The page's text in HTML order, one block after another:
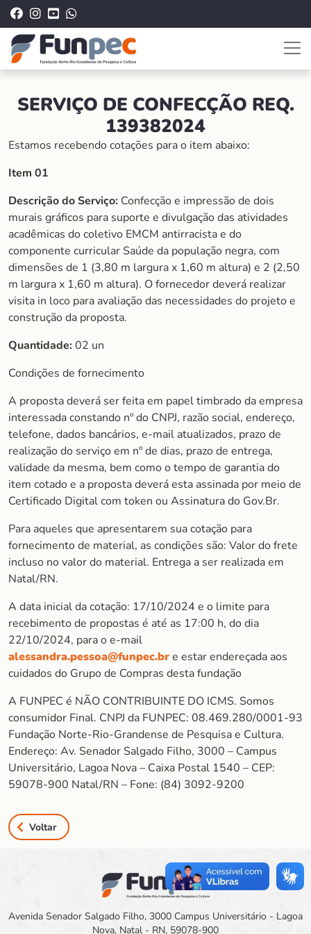
SERVIÇO DE CONFECÇÃO REQ.
139382024
Estamos recebendo cotações para o item abaixo:
Item 01
Descrição do Serviço: Confecção e impressão de dois
murais gráficos para suporte e divulgação das atividades
acadêmicas do coletivo EMCM antirracista e do
componente curricular Saúde da população negra, com
dimensões de 1 (3,80 m largura x 1,60 m altura) e 2 (2,50
m largura x 1,60 m altura). O fornecedor deverá realizar
visita in loco para avaliação das necessidades do projeto e
construção da proposta.
Quantidade:02 un
Condições de fornecimento
A proposta deverá ser feita em papel timbrado da empresa
interessada constando nº do CNPJ, razão social, endereço,
telefone, dados bancários, e-mail atualizados, prazo de
realização do serviço em nº de dias, prazo de entrega,
validade da mesma, bem como o tempo de garantia do
item cotado e a proposta deverá esta assinada por meio de
Certificado Digital com token ou Assinatura do Gov.Br.
Para aqueles que apresentarem sua cotação para
fornecimento de material, as condições são: Valor do frete
incluso no valor do material. Entrega a ser realizada em
Natal/RN.
A data inicial da cotação: 17/10/2024 e o limite para
recebimento de propostas é até as 17:00 h, do dia
22/10/2024, para o e-mail
alessandra.pessoa@funpec.bre estar endereçada aos
cuidados do Grupo de Compras desta fundação
A FUNPEC é NÃO CONTRIBUINTE DO ICMS. Somos
consumidor Final. CNPJ da FUNPEC: 08.469.280/0001-93
Fundação Norte-Rio-Grandense de Pesquisa e Cultura.
Endereço: Av. Senador Salgado Filho, 3000 – Campus
Universitário, Lagoa Nova – Caixa Postal 1540 – CEP:
59078-900 Natal/RN – Fone: (84) 3092-9200
Voltar
Avenida Senador Salgado Filho, 3000 Campus Universitário - Lagoa
Nova, Natal - RN, 59078-900